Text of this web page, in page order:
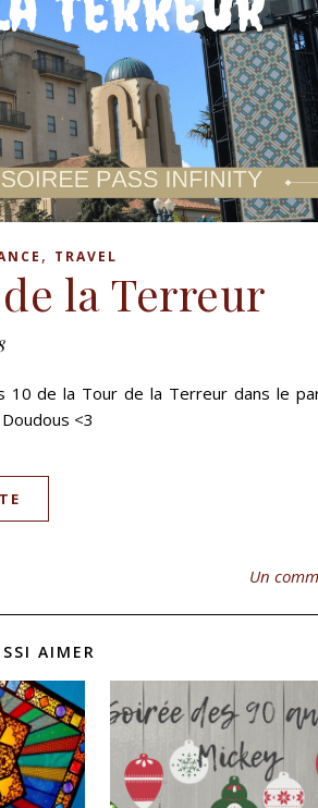
, TRAVEL
la Terreur
10 de la Tour de la Terreur dans le
<3
Un
AIMER